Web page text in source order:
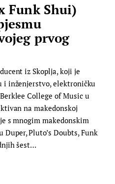
Funk Shui)
prvog
iz Skoplja, koji je
i inženjerstvo, elektroničku
College of Music u
na makedonskoj
s mnogim makedonskim
Pluto’s Doubts, Funk
šest…